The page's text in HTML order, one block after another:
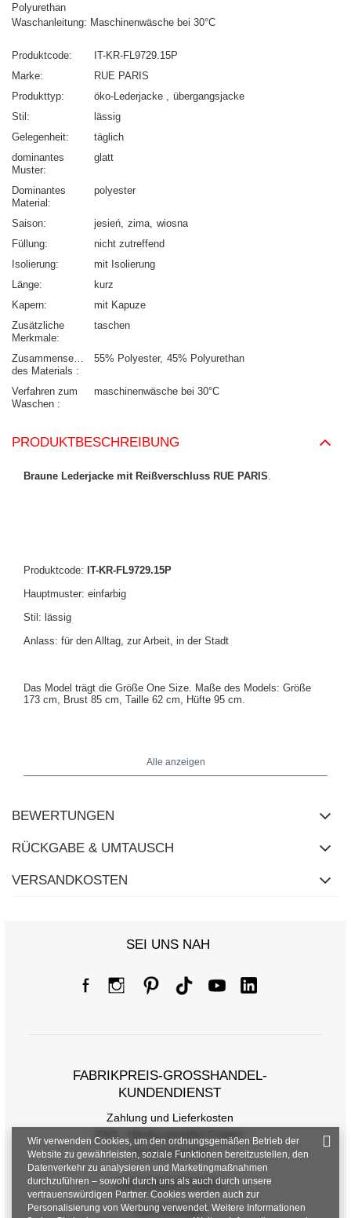
Polyurethan
Waschanleitung: Maschinenwäsche bei 30°C
Produktcode
IT-KR-FL9729.15P
Marke
RUE PARIS
Produkttyp
öko-Lederjacke
übergangsjacke
Stil
lässig
Gelegenheit
täglich
dominantes
Muster
glatt
Dominantes
Material
polyester
Saison jesień zima wiosna
Füllung
nicht zutreffend
Isolierung
mit Isolierung
Länge
kurz
Kapern
mit Kapuze
Zusätzliche
Merkmale
taschen
Zusammensetzung
des Materials
55% Polyester 45% Polyurethan
Verfahren zum
Waschen
maschinenwäsche bei 30°C
PRODUKTBESCHREIBUNG
Braune Lederjacke mit Reißverschluss RUE PARIS
Produktcode: IT-KR-FL9729.15P
Hauptmuster: einfarbig
Stil: lässig
Anlass: für den Alltag, zur Arbeit, in der Stadt
Das Model trägt die Größe One Size. Maße des Models: Größe
173 cm, Brust 85 cm, Taille 62 cm, Hüfte 95 cm.
den Achseln - 54 cm, Gesamtlänge - 50 cm, Ärmellänge - 50 cm,
Alle anzeigen
BEWERTUNGEN
RÜCKGABE & UMTAUSCH
VERSANDKOSTEN
SEI UNS NAH
FABRIKPREIS-GROSSHANDEL-K
UNDENDIENST
Zahlung und Lieferkosten
FAQ - Häufig gestellte Fragen
Rückgabepolitik
INFORMATIONEN
Verordnungen
Wir verwenden Cookies, um den ordnungsgemäßen Betrieb der
Website zu gewährleisten, soziale Funktionen bereitzustellen, den
Datenverkehr zu analysieren und Marketingmaßnahmen
durchzuführen – sowohl durch uns als auch durch unsere
vertrauenswürdigen Partner. Cookies werden auch zur
Personalisierung von Werbung verwendet. Weitere Informationen